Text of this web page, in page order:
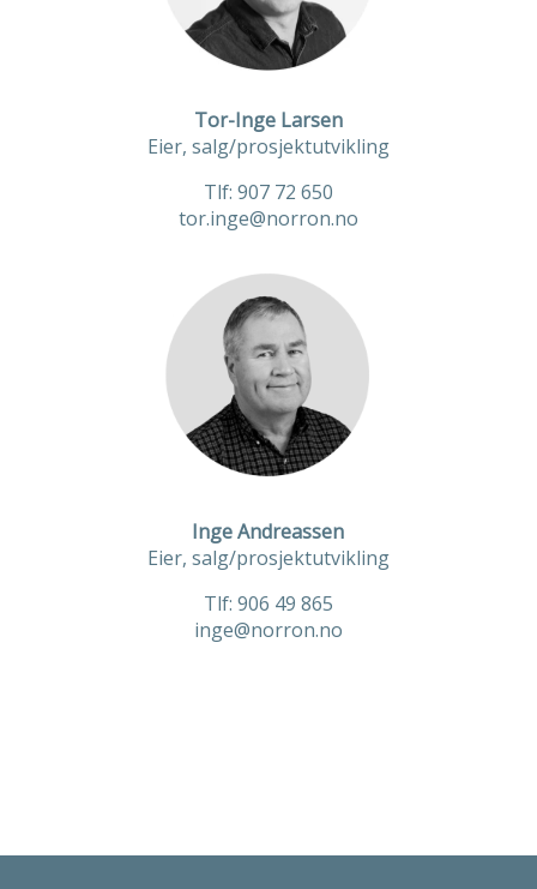
Tor-Inge Larsen
Eier, salg/prosjektutvikling
Tlf: 907 72 650
tor.inge@norron.no
Inge Andreassen
Eier, salg/prosjektutvikling
Tlf: 906 49 865
inge@norron.no